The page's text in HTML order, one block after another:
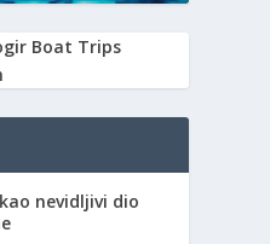
Boat Trips
nevidljivi dio